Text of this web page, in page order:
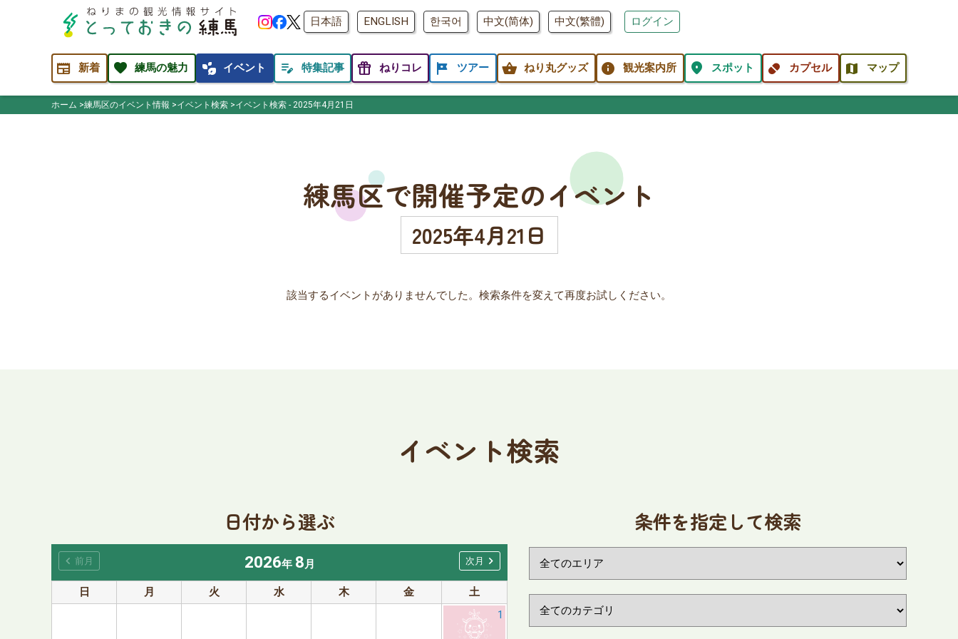
日本語 ENGLISH 한국어 中文(简体) 中文(繁體) ログイン
newspaper 新着 favorite 練馬の魅力 temp_preferences_eco イベント edit_note 特集記事 featured_seasonal_and_gifts ねりコレ tour ツアー shopping_basket ねり丸グッズ info 観光案内所 location_on スポット pill カプセル map マップ
ホーム 練馬区のイベント情報 イベント検索 イベント検索 - 2025年4月21日
練馬区で開催予定のイベント
2025年4月21日
該当するイベントがありませんでした。検索条件を変えて再度お試しください。
イベント検索
日付から選ぶ
2026年 8月
日
月 火 水 木 金
土
1
日
月 火 水 木 金
chevron_left 前月 次月 chevron_right
条件を指定して検索